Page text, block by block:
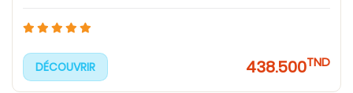
DÉCOUVRIR 438.500TND